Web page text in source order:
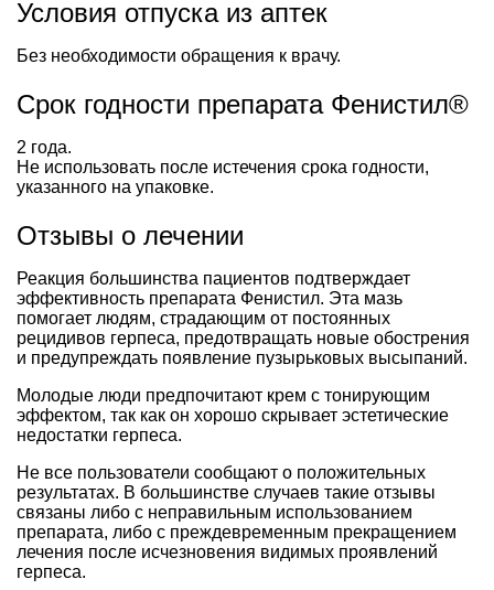
Условия отпуска из аптек
Без необходимости обращения к врачу.
Срок годности препарата Фенистил®
2 года.
Не использовать после истечения срока годности,
указанного на упаковке.
Отзывы о лечении
Реакция большинства пациентов подтверждает
эффективность препарата Фенистил. Эта мазь
помогает людям, страдающим от постоянных
рецидивов герпеса, предотвращать новые обострения
и предупреждать появление пузырьковых высыпаний.
Молодые люди предпочитают крем с тонирующим
эффектом, так как он хорошо скрывает эстетические
недостатки герпеса.
Не все пользователи сообщают о положительных
результатах. В большинстве случаев такие отзывы
связаны либо с неправильным использованием
препарата, либо с преждевременным прекращением
лечения после исчезновения видимых проявлений
герпеса.